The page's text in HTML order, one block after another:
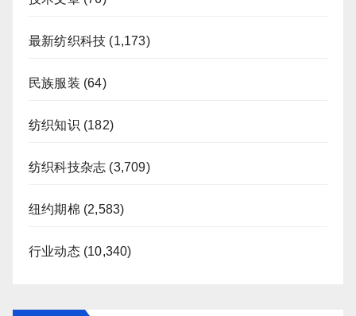
最新纺织科技 (1,173)
民族服装 (64)
纺织知识 (182)
纺织科技杂志 (3,709)
纽约期棉 (2,583)
行业动态(10,340)